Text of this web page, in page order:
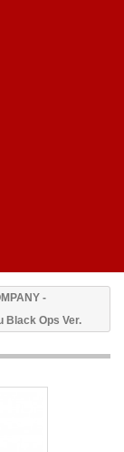
-
Black Ops Ver.